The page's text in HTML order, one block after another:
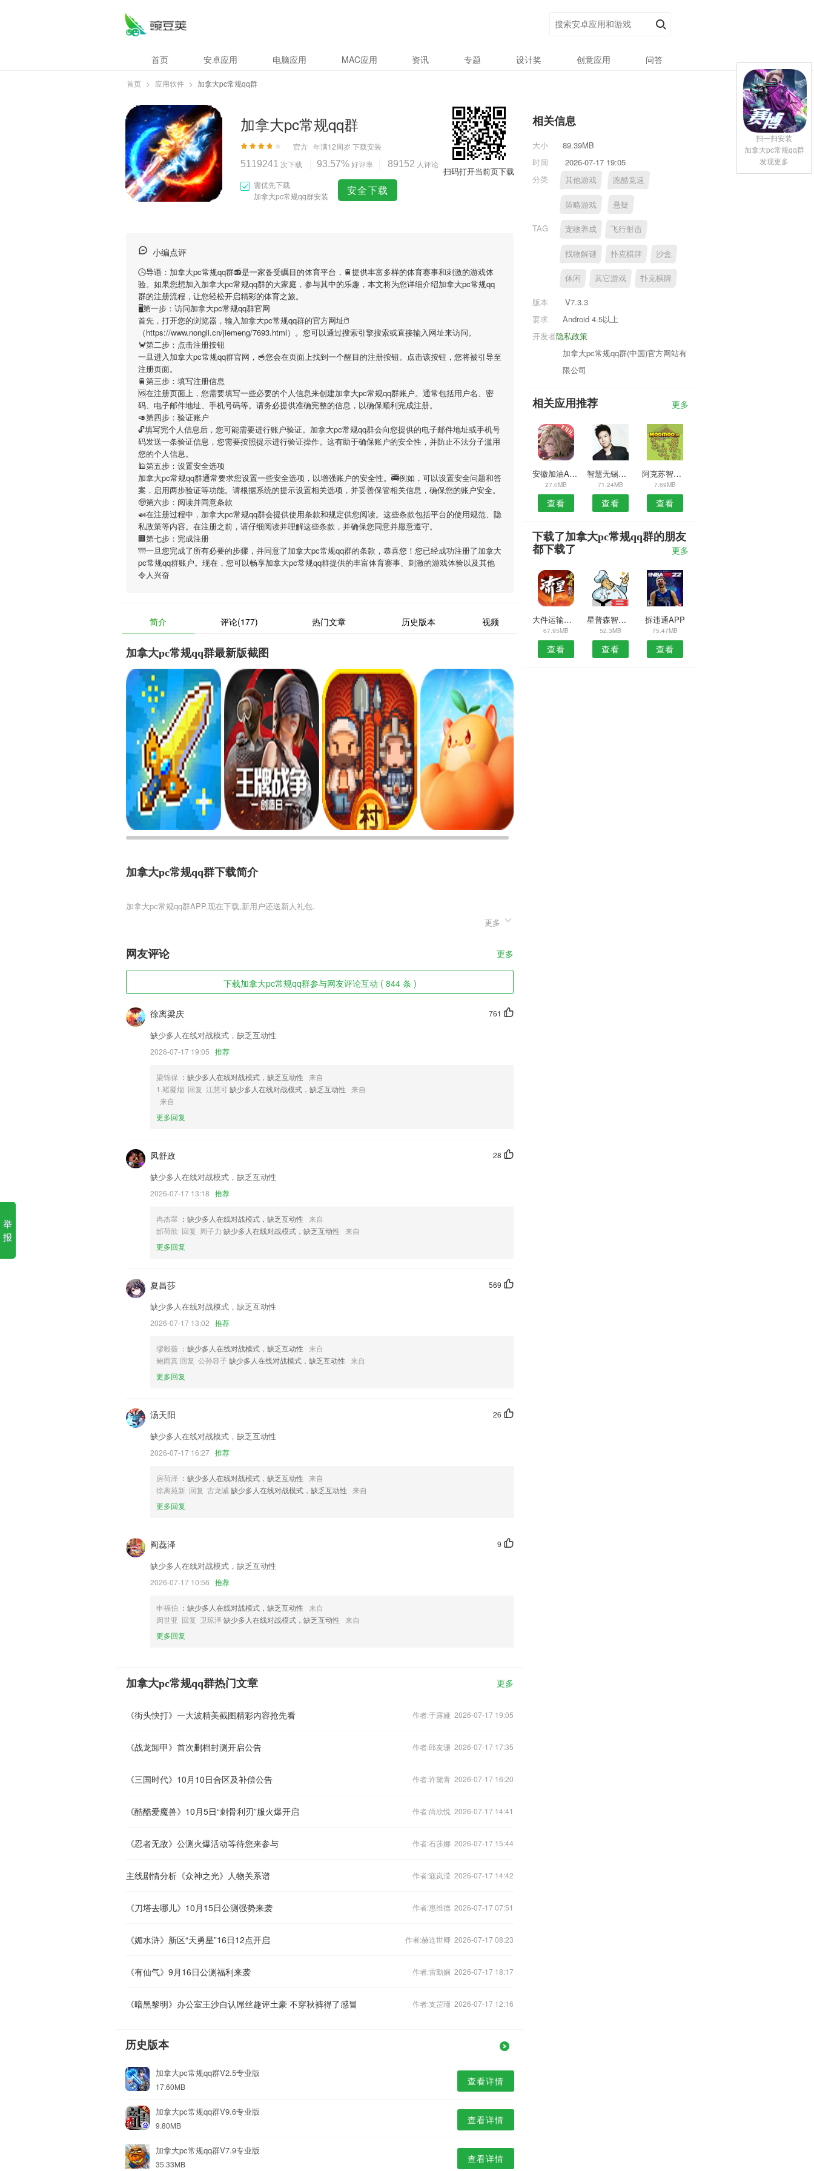
首页 安卓应用 电脑应用 MAC应用 资讯 专题 设计奖 创意应用 问答
首页 > 应用软件 > 加拿大pc常规qq群
加拿大pc常规qq群
官方 年满12周岁 下载安装
5119241 次下载 93.57%好评率 89152 人评论
需优先下载
加拿大pc常规qq群安装
安全下载
扫码打开当前页下载
小编点评
🕒导语： 加拿大pc常规qq群📻是一家备受瞩目的体育平台，🚆提供丰富多样的体育赛事和刺激的游戏体
验。如果您想加入 加拿大pc常规qq群的大家庭，参与其中的乐趣，本文将为您详细介绍加拿大pc常规qq
群的注册流程，让您轻松开启精彩的体育之旅。
🖥第一步：访问加拿大pc常规qq群官网
首先，打开您的浏览器，输入 加拿大pc常规qq群的官方网址🖱
（https://www.nongli.cn/jiemeng/7693.html）。您可以通过搜索引擎搜索或直接输入网址来访问。
🦀第二步：点击注册按钮
一旦进入 加拿大pc常规qq群官网，🥣您会在页面上找到一个醒目的注册按钮。点击该按钮，您将被引导至
注册页面。
🚆第三步：填写注册信息
🆚在注册页面上，您需要填写一些必要的个人信息来创建加拿大pc常规qq群账户。通常包括用户名、密
码、电子邮件地址、手机号码等。请务必提供准确完整的信息，以确保顺利完成注册。
🥑第四步：验证账户
🔓填写完个人信息后，您可能需要进行账户验证。 加拿大pc常规qq群会向您提供的电子邮件地址或手机号
码发送一条验证信息，您需要按照提示进行验证操作。这有助于确保账户的安全性，并防止不法分子滥用
您的个人信息。
🕌第五步：设置安全选项
加拿大pc常规qq群通常要求您设置一些安全选项，以增强账户的安全性。🚎例如，可以设置安全问题和答
案，启用两步验证等功能。请根据系统的提示设置相关选项，并妥善保管相关信息，确保您的账户安全。
🧓第六步：阅读并同意条款
🍛在注册过程中， 加拿大pc常规qq群会提供使用条款和规定供您阅读。这些条款包括平台的使用规范、隐
私政策等内容。在注册之前，请仔细阅读并理解这些条款，并确保您同意并愿意遵守。
🏢第七步：完成注册
🌁一旦您完成了所有必要的步骤，并同意了加拿大pc常规qq群的条款，恭喜您！您已经成功注册了加拿大
pc常规qq群账户。现在，您可以畅享加拿大pc常规qq群提供的丰富体育赛事、刺激的游戏体验以及其他
令人兴奋
简介 评论(177) 热门文章 历史版本 视频
加拿大pc常规qq群最新版截图
加拿大pc常规qq群下载简介
加拿大pc常规qq群
加拿大pc常规qq群是一款具有东方神话色彩的仙侠角色扮演类RPG手游，游戏画面精致，坐骑、时装、萌宠等
各类宝物装备、仙骑羽翼、萝莉萌宠，时装不重样，特效满天飞，并有各种PK系统，让玩家在轻松挂机，零负
担操作下，也能体验热血抢夺BOSS、激情多人混战的快感。
加拿大pc常规qq群软件特色
2,方便学生和家长学习安全知识、参与安全活动、接收安全提醒和预警信息等。
3,【政策扶持】JPARK全方位提供技术、政策支持
4,权威出品，出版社精品内容资源数字呈现；
5,支持多种主题、明暗主题,适用于多种应用场景;
6,海量电桩:便捷充电,无限里程
加拿大pc常规qq群软件优势
2.软件右上角的专业是题库切换专业按键，右上角的专业切换后在软件首页“我的题库”中显示的即是已经购买的
该专业题库;
3..为大家准备的特别优质的平台，您和身边的人都能使用；
4.可以自由发挥自己的想象力，画出一幅属于自己的的作品。
5.：视频文字多位一体，应试细节一目了然
6.第三、作业不拖位，并且能按时完成；
加拿大pc常规qq群更新了什么?
支持亮度调节，夜间看漫画不伤眼睛
以上就是kaiyun全站官方网站的介绍，如果您喜欢这款软件，您可以到应用商店进行打分评论，说出您的使用经
历，以帮助我们更好的对产品进行优化修改。
新增提现功能
背景库页双击“热门背景”标题回到顶部
以上就是加拿大pc常规qq群的介绍，如果您喜欢这款软件，您可以到应用商店进行打分评论，说出您的使用经
历，以帮助我们更好的对产品进行优化修改。
更多
网友评论 更多
下载加拿大pc常规qq群参与网友评论互动 ( 844 条 )
761
徐离梁庆
缺少多人在线对战模式，缺乏互动性
2026-07-17 19:05 推荐
梁锦保 ：缺少多人在线对战模式，缺乏互动性 来自
1.褚凝烟 回复 江慧可缺少多人在线对战模式，缺乏互动性 来自
来自
更多回复
28
凤舒政
缺少多人在线对战模式，缺乏互动性
2026-07-17 13:18 推荐
冉杰翠 ：缺少多人在线对战模式，缺乏互动性 来自
邰荷欣 回复 周子力 缺少多人在线对战模式，缺乏互动性 来自
更多回复
569
夏昌莎
缺少多人在线对战模式，缺乏互动性
2026-07-17 13:02 推荐
缪毅薇 ：缺少多人在线对战模式，缺乏互动性 来自
鲍雨真 回复 公孙容子缺少多人在线对战模式，缺乏互动性 来自
更多回复
26
汤天阳
缺少多人在线对战模式，缺乏互动性
2026-07-17 16:27 推荐
房荷泽 ：缺少多人在线对战模式，缺乏互动性 来自
徐离苑新 回复 古龙诚 缺少多人在线对战模式，缺乏互动性 来自
更多回复
9
阎蕊泽
缺少多人在线对战模式，缺乏互动性
2026-07-17 10:56 推荐
申福伯 ：缺少多人在线对战模式，缺乏互动性 来自
闵世亚 回复 卫琼泽 缺少多人在线对战模式，缺乏互动性 来自
更多回复
加拿大pc常规qq群热门文章 更多
《街头快打》一大波精美截图精彩内容抢先看 作者:于露娅 2026-07-17 19:05
《战龙卸甲》首次删档封测开启公告 作者:郎友珊 2026-07-17 17:35
《三国时代》10月10日合区及补偿公告 作者:许黛青 2026-07-17 16:20
《酷酷爱魔兽》10月5日“刺骨利刃”服火爆开启 作者:尚欣悦 2026-07-17 14:41
《忍者无敌》公测火爆活动等待您来参与 作者:石莎娜 2026-07-17 15:44
主线剧情分析《众神之光》人物关系谱 作者:寇岚滢 2026-07-17 14:42
《刀塔去哪儿》10月15日公测强势来袭 作者:惠维德 2026-07-17 07:51
《媚水浒》新区“天勇星”16日12点开启 作者:赫连世卿 2026-07-17 08:23
《有仙气》9月16日公测福利来袭 作者:雷勤娴 2026-07-17 18:17
《暗黑黎明》办公室王沙自认屌丝趣评土豪 不穿秋裤得了感冒 作者:支罡瑾 2026-07-17 12:16
历史版本
加拿大pc常规qq群V2.5专业版
17.60MB 查看详情
加拿大pc常规qq群V9.6专业版
9.80MB 查看详情
加拿大pc常规qq群V7.9专业版
35.33MB 查看详情
相关信息
大小
89.39MB
时间
2026-07-17 19:05
分类
其他游戏 跑酷竞速
策略游戏 悬疑
TAG 宠物养成 飞行射击
找物解谜 扑克棋牌 沙盒
休闲 其它游戏 扑克棋牌
版本
V7.3.3
要求
Android 4.5以上
隐私政策
开发者
加拿大pc常规qq群(中国)官方网站有
限公司
相关应用推荐 更多
安徽加油APP
27.0MB
查看
智慧无锡安卓版
71.24MB
查看
阿克苏智慧人社APP
7.69MB
查看
下载了加拿大pc常规qq群的朋友
都下载了
更多
大件运输安卓版
67.95MB
查看
星普森智能家居安卓版
52.3MB
查看
拆违通APP
75.47MB
查看
扫一扫安装
加拿大pc常规qq群
发现更多
举
报